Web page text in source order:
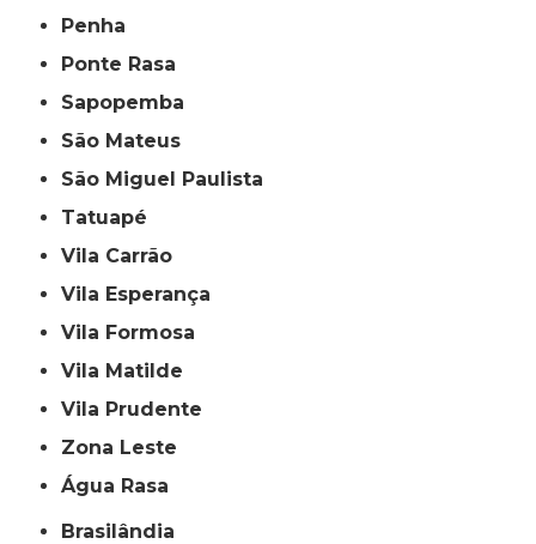
Penha
Ponte Rasa
Sapopemba
São Mateus
São Miguel Paulista
Tatuapé
Vila Carrão
Vila Esperança
Vila Formosa
Vila Matilde
Vila Prudente
Zona Leste
Água Rasa
Brasilândia